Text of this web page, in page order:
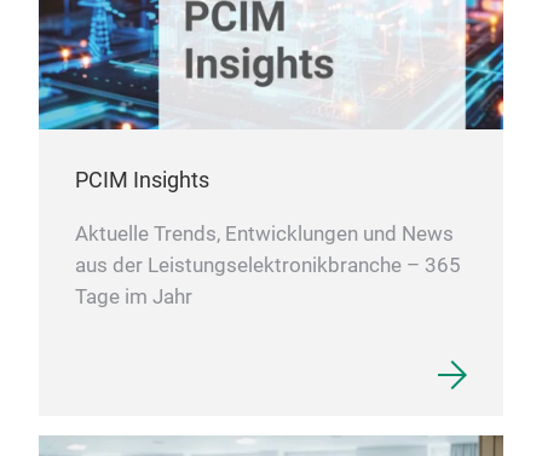
PCIM Insights
Aktuelle Trends, Entwicklungen und News
aus der Leistungselektronikbranche – 365
Tage im Jahr